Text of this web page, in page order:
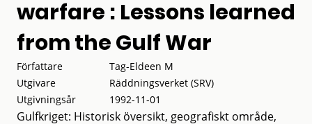
warfare : Lessons learned
from the Gulf War
Författare
Tag-Eldeen M
Utgivare
Räddningsverket (SRV)
Utgivningsår
1992-11-01
Gulfkriget: Historisk översikt, geografiskt område,